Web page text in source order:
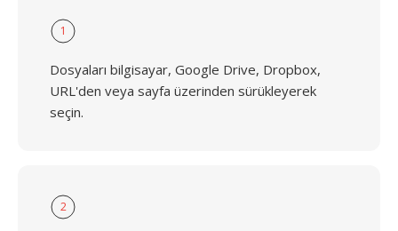
1
Dosyaları bilgisayar, Google Drive, Dropbox,
URL'den veya sayfa üzerinden sürükleyerek
seçin.
2